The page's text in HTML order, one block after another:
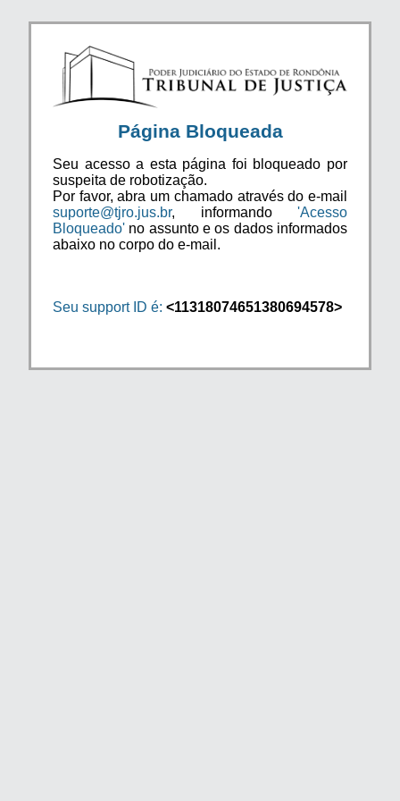
Página Bloqueada
Seu acesso a esta página foi bloqueado por
suspeita de robotização.
Por favor, abra um chamado através do e-mail
suporte@tjro.jus.br, informando 'Acesso
Bloqueado' no assunto e os dados informados
abaixo no corpo do e-mail.
Seu support ID é: <11318074651380694578>